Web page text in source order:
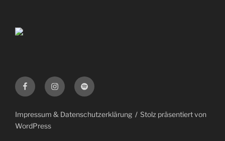
FacebookInstagramSpotify
Impressum & Datenschutzerklärung
Stolz präsentiert von
WordPress